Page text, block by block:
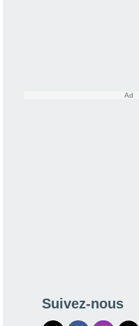
Suivez-nous